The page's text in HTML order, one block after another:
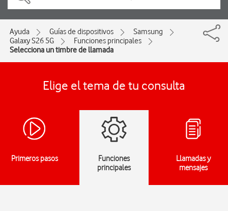
Ayuda Guías de dispositivos
Samsung
Galaxy S26 5G
Funciones principales
Selecciona un timbre de llamada
Elige el tema de tu consulta
Primeros pasos
Funciones
principales
Llamadas y
mensajes